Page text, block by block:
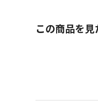
この商品を